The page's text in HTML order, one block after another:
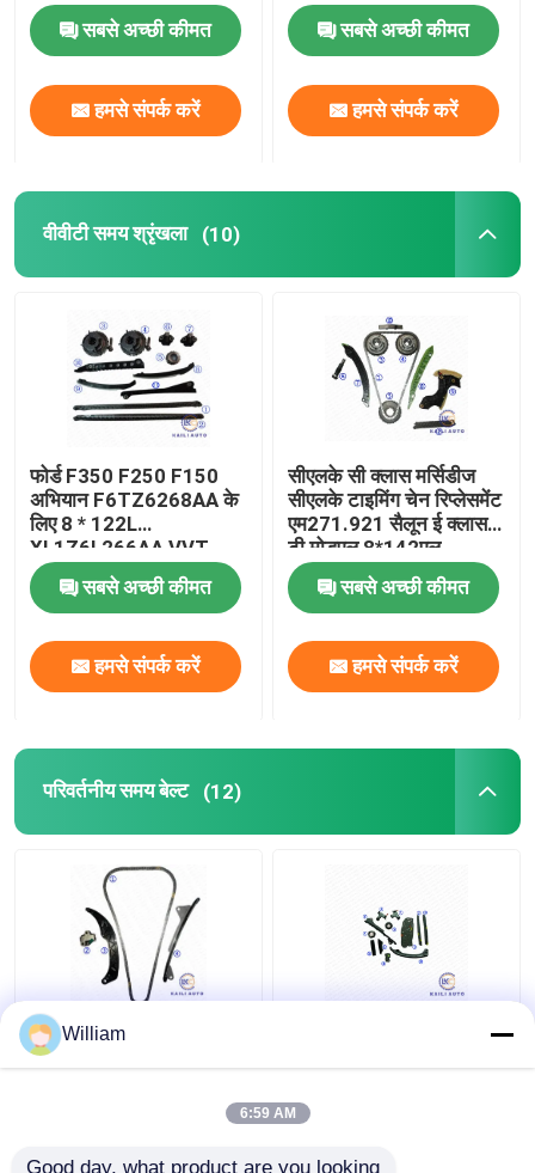
साथ
सबसे अच्छी कीमत
हमसे संपर्क करें
31020 46L
सबसे अच्छी कीमत
हमसे संपर्क करें
वीवीटी समय श्रृंखला (10)
फोर्ड F350 F250 F150
अभियान F6TZ6268AA के
लिए 8 * 122L
XL1Z6L266AA VVT
टाइमिंग चेन किट
सबसे अच्छी कीमत
हमसे संपर्क करें
सीएलके सी क्लास मर्सिडीज
सीएलके टाइमिंग चेन रिप्लेसमेंट
एम271.921 सैलून ई क्लास
टी मोडएल 8*142एल
ए27105009
सबसे अच्छी कीमत
हमसे संपर्क करें
परिवर्तनीय समय बेल्ट (12)
2NR 3NR टोयोटा यारिस
टाइमिंग चेन किट 13506-
आरएक्स 350 आईएस 350 के
लिए परिवर्तनीय समय बेल्ट
William
6:59 AM
Good day, what product are you looking